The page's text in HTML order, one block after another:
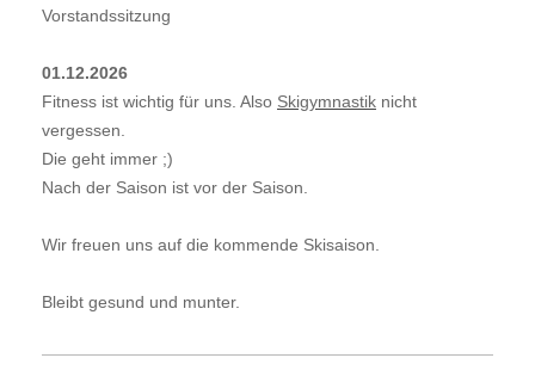
Vorstandssitzung
01.12.2026
Fitness ist wichtig für uns. Also Skigymnastik nicht
vergessen.
Die geht immer ;)
Nach der Saison ist vor der Saison.
Wir freuen uns auf die kommende Skisaison.
Bleibt gesund und munter.